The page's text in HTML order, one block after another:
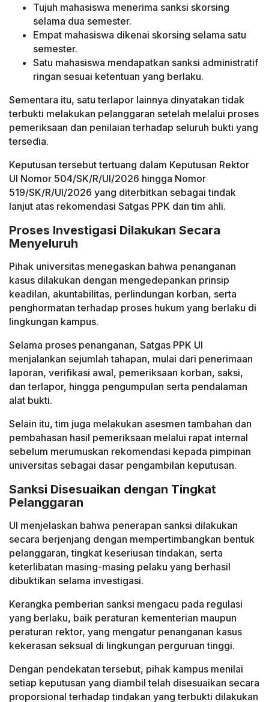
Tujuh mahasiswa menerima sanksi skorsing
selama dua semester.
Empat mahasiswa dikenai skorsing selama satu
semester.
Satu mahasiswa mendapatkan sanksi administratif
ringan sesuai ketentuan yang berlaku.
Sementara itu, satu terlapor lainnya dinyatakan tidak
terbukti melakukan pelanggaran setelah melalui proses
pemeriksaan dan penilaian terhadap seluruh bukti yang
tersedia.
Keputusan tersebut tertuang dalam Keputusan Rektor
UI Nomor 504/SK/R/UI/2026 hingga Nomor
519/SK/R/UI/2026 yang diterbitkan sebagai tindak
lanjut atas rekomendasi Satgas PPK dan tim ahli.
Proses Investigasi Dilakukan Secara
Menyeluruh
Pihak universitas menegaskan bahwa penanganan
kasus dilakukan dengan mengedepankan prinsip
keadilan, akuntabilitas, perlindungan korban, serta
penghormatan terhadap proses hukum yang berlaku di
lingkungan kampus.
Selama proses penanganan, Satgas PPK UI
menjalankan sejumlah tahapan, mulai dari penerimaan
laporan, verifikasi awal, pemeriksaan korban, saksi,
dan terlapor, hingga pengumpulan serta pendalaman
alat bukti.
Selain itu, tim juga melakukan asesmen tambahan dan
pembahasan hasil pemeriksaan melalui rapat internal
sebelum merumuskan rekomendasi kepada pimpinan
universitas sebagai dasar pengambilan keputusan.
Sanksi Disesuaikan dengan Tingkat
Pelanggaran
UI menjelaskan bahwa penerapan sanksi dilakukan
secara berjenjang dengan mempertimbangkan bentuk
pelanggaran, tingkat keseriusan tindakan, serta
keterlibatan masing-masing pelaku yang berhasil
dibuktikan selama investigasi.
Kerangka pemberian sanksi mengacu pada regulasi
yang berlaku, baik peraturan kementerian maupun
peraturan rektor, yang mengatur penanganan kasus
kekerasan seksual di lingkungan perguruan tinggi.
Dengan pendekatan tersebut, pihak kampus menilai
setiap keputusan yang diambil telah disesuaikan secara
proporsional terhadap tindakan yang terbukti dilakukan